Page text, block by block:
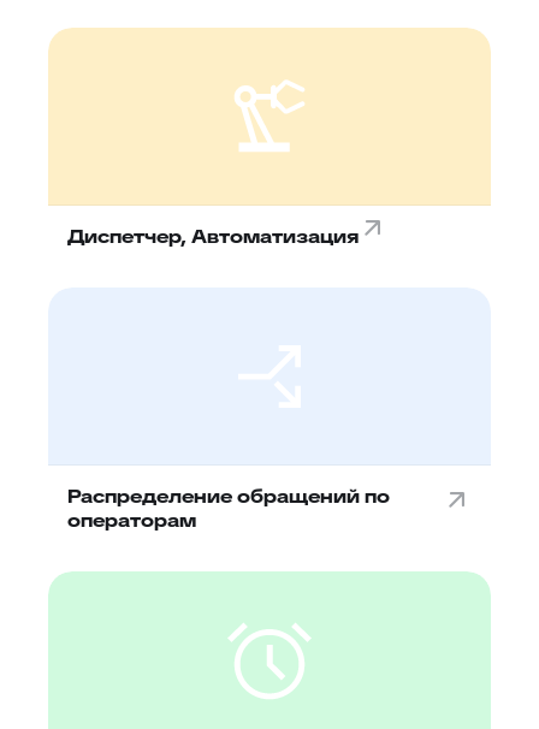
Диспетчер, Автоматизация
Распределение обращений по
операторам